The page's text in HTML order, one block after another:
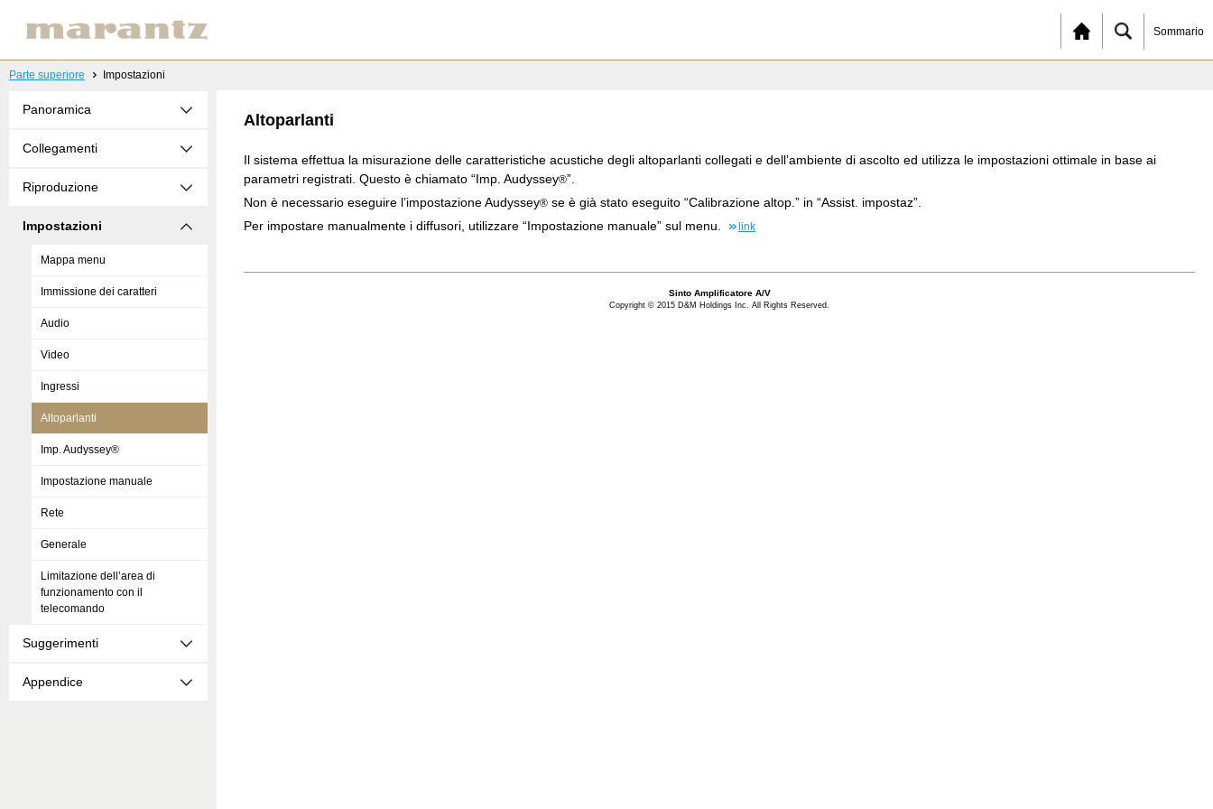
Sommario
Parte superiore Impostazioni
Panoramica
Collegamenti
Riproduzione
Impostazioni
Mappa menu
Immissione dei caratteri
Audio
Video
Ingressi
Altoparlanti
Imp. Audyssey®
Impostazione manuale
Rete
Generale
Limitazione dell’area di
funzionamento con il
telecomando
Suggerimenti
Appendice
Altoparlanti
Il sistema effettua la misurazione delle caratteristiche acustiche degli altoparlanti collegati e dell’ambiente di ascolto ed utilizza le impostazioni ottimale in base ai
parametri registrati. Questo è chiamato “Imp. Audyssey®”.
Non è necessario eseguire l’impostazione Audyssey® se è già stato eseguito “Calibrazione altop.” in “Assist. impostaz”.
Per impostare manualmente i diffusori, utilizzare “Impostazione manuale” sul menu.
link
Sinto Amplificatore A/V
Copyright © 2015 D&M Holdings Inc. All Rights Reserved.